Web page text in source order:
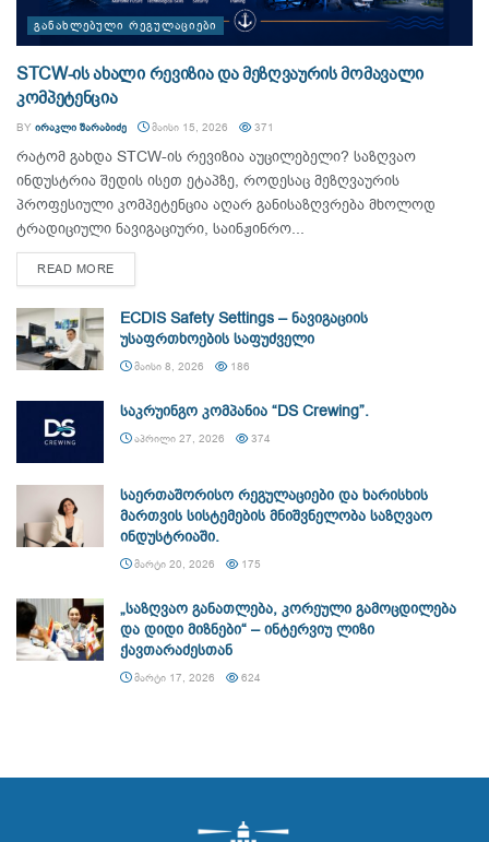
ᲒᲐᲜᲐᲮᲚᲔᲑᲣᲚᲘ ᲠᲔᲒᲣᲚᲐᲪᲘᲔᲑᲘ
STCW-ის ახალი რევიზია და მეზღვაურის მომავალი
კომპეტენცია
BY ᲘᲠᲐᲙᲚᲘ ᲨᲐᲠᲐᲑᲘᲫᲔ ᲛᲐᲘᲡᲘ 15, 2026 371
რატომ გახდა STCW-ის რევიზია აუცილებელი? საზღვაო
ინდუსტრია შედის ისეთ ეტაპზე, როდესაც მეზღვაურის
პროფესიული კომპეტენცია აღარ განისაზღვრება მხოლოდ
ტრადიციული ნავიგაციური, საინჟინრო...
READ MOREDETAILS
ECDIS Safety Settings – ნავიგაციის
უსაფრთხოების საფუძველი
ᲛᲐᲘᲡᲘ 8, 2026 186
საკრუინგო კომპანია “DS Crewing”.
ᲐᲞᲠᲘᲚᲘ 27, 2026 374
საერთაშორისო რეგულაციები და ხარისხის
მართვის სისტემების მნიშვნელობა საზღვაო
ინდუსტრიაში.
ᲛᲐᲠᲢᲘ 20, 2026 175
„საზღვაო განათლება, კორეული გამოცდილება
და დიდი მიზნები“ – ინტერვიუ ლიზი
ქავთარაძესთან
ᲛᲐᲠᲢᲘ 17, 2026 624